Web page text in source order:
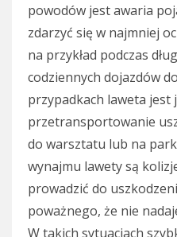
powodów jest awaria
zdarzyć się w najmniej
na przykład podczas
codziennych dojazdów
przypadkach laweta jest
przetransportowanie
do warsztatu lub na
wynajmu lawety są
prowadzić do
poważnego, że nie
W takich sytuacjach